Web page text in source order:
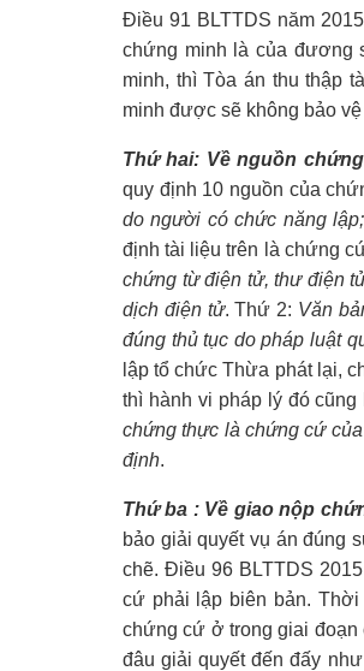
Điều 91 BLTTDS năm
chứng minh là của đương
minh, thì Tòa án thu thập
minh được sẽ không bảo
Thứ hai: Về nguồn
quy định 10 nguồn của
do người có chức năng
định tài liệu trên là chứng
chứng từ điện tử, thư điện
dịch điện tử. Thứ 2: Văn
đúng thủ tục do pháp luật
lập tổ chức Thừa phát lại,
thì hành vi pháp lý đó
chứng thực là chứng cứ
định.
Thứ ba : Về giao nộp
bảo giải quyết vụ án đúng
chẽ. Điều 96 BLTTDS
cứ phải lập biên bản.
chứng cứ ở trong giai đoạn
đâu giải quyết đến đấy